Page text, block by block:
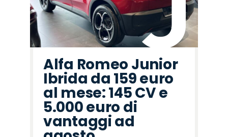
Alfa Romeo Junior
Ibrida da 159 euro
al mese: 145 CV e
5.000 euro di
vantaggi ad